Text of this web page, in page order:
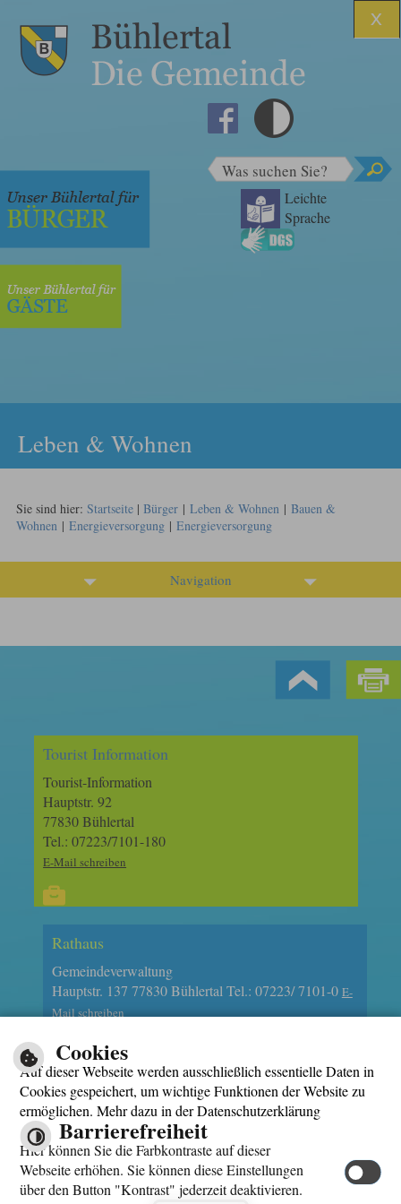
Leichte
Sprache
Was suchen Sie?
Leben & Wohnen
Sie sind hier: Startseite | Bürger| Leben & Wohnen| Bauen &
Wohnen| Energieversorgung| Energieversorgung
Navigation
Tourist Information
Tourist-Information
Hauptstr. 92
77830 Bühlertal
Tel.: 07223/7101-180
E-Mail schreiben
Rathaus
Gemeindeverwaltung
Hauptstr. 137 77830 Bühlertal Tel.: 07223/ 7101-0 E-
Mail schreiben
Impressum
Datenschutzerklärung
Hilfe
Kontakt
Cookies
Auf dieser Webseite werden ausschließlich essentielle Daten in
Cookies gespeichert, um wichtige Funktionen der Website zu
ermöglichen. Mehr dazu in der Datenschutzerklärung
Barrierefreiheit
Hier können Sie die Farbkontraste auf dieser
Webseite erhöhen. Sie können diese Einstellungen
über den Button "Kontrast" jederzeit deaktivieren.